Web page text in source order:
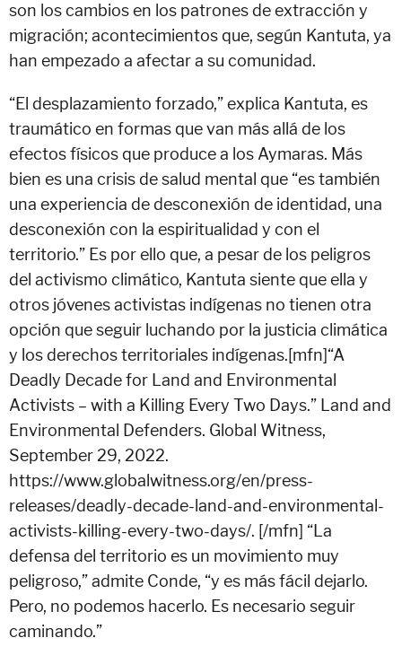
son los cambios en los patrones de extracción y
migración; acontecimientos que, según Kantuta, ya
han empezado a afectar a su comunidad.
“El desplazamiento forzado,” explica Kantuta, es
traumático en formas que van más allá de los
efectos físicos que produce a los Aymaras. Más
bien es una crisis de salud mental que “es también
una experiencia de desconexión de identidad, una
desconexión con la espiritualidad y con el
territorio.” Es por ello que, a pesar de los peligros
del activismo climático, Kantuta siente que ella y
otros jóvenes activistas indígenas no tienen otra
opción que seguir luchando por la justicia climática
y los derechos territoriales indígenas.[mfn]“A
Deadly Decade for Land and Environmental
Activists – with a Killing Every Two Days.” Land and
Environmental Defenders. Global Witness,
September 29, 2022.
https://www.globalwitness.org/en/press-
releases/deadly-decade-land-and-environmental-
activists-killing-every-two-days/. [/mfn] “La
defensa del territorio es un movimiento muy
peligroso,” admite Conde, “y es más fácil dejarlo.
Pero, no podemos hacerlo. Es necesario seguir
caminando.”